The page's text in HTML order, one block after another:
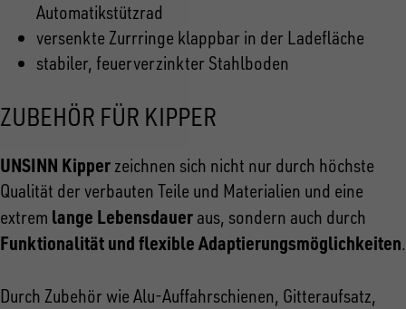
Automatikstützrad
versenkte Zurrringe klappbar in der Ladefläche
stabiler, feuerverzinkter Stahlboden
ZUBEHÖR FÜR KIPPER
UNSINN Kipperzeichnen sich nicht nur durch höchste
Qualität der verbauten Teile und Materialien und eine
extrem lange Lebensdauer aus, sondern auch durch
Funktionalität und flexible Adaptierungsmöglichkeiten.
Durch Zubehör wie Alu-Auffahrschienen, Gitteraufsatz,